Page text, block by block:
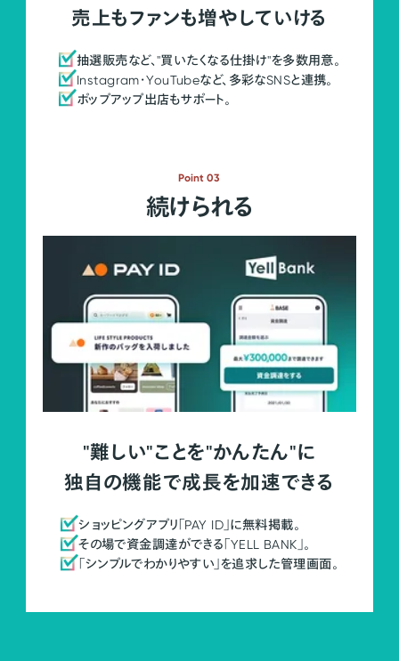
売上もファンも増やしていける
抽選販売など、"買いたくなる仕掛け"を多数用意。
Instagram・YouTubeなど、多彩なSNSと連携。
ポップアップ出店もサポート。
Point 03
続けられる
"難しい"ことを"かんたん"に
独自の機能で成長を加速できる
ショッピングアプリ「PAY ID」に無料掲載。
その場で資金調達ができる「YELL BANK」。
「シンプルでわかりやすい」を追求した管理画面。